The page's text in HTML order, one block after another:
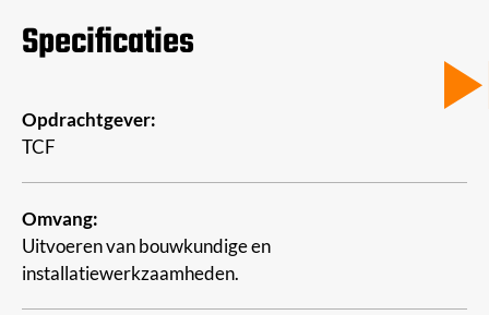
Specificaties
Opdrachtgever:
TCF
Omvang:
Uitvoeren van bouwkundige en
installatiewerkzaamheden.